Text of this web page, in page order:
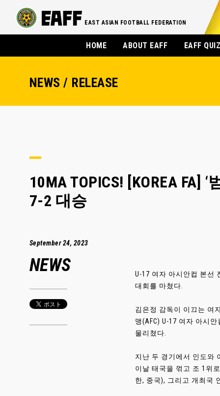
EAST ASIAN FOOTBALL FEDERATION
HOME ABOUT EAFF EAFF
NEWS / RELEASE
10MA TOPICS! [KOREA
7-2 대승
September 24, 2023
NEWS
U-17 여자 아시안컵 본선
대회를 마쳤다.
김은정 감독이 이끄는 여
맹(AFC) U-17 여자 아시
물리쳤다.
지난 두 경기에서 인도와
이날 태국을 꺾고 조 1위
한, 중국), 그리고 개최국